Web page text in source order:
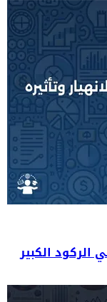
الركود الكبير